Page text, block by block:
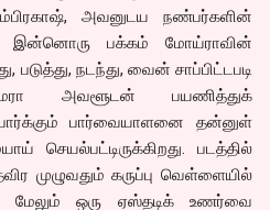
அவனுடய நண்பர்களின்
இன்னொரு பக்கம் மோய்ராவின்
நடந்து, வைன் சாப்பிட்டபடி
அவளூடன் பயணித்துக்
பார்வையாளனை தன்னுள்
செயல்பட்டிருக்கிறது. படத்தில்
முழுவதும் கருப்பு வெள்ளையில்
மேலும் ஒரு ஏஸ்தடிக் உணர்வை